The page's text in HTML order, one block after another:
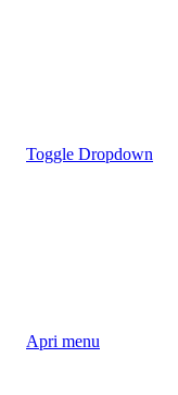
Toggle Dropdown
Apri menu